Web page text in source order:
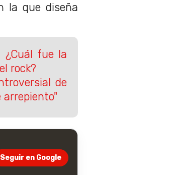
la que diseña
¿Cuál fue la
rock?
de
arrepiento"
Seguir en Google